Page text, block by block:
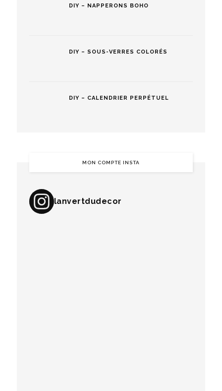
DIY – NAPPERONS BOHO
DIY – SOUS-VERRES COLORÉS
DIY – CALENDRIER PERPÉTUEL
MON COMPTE INSTA
lanvertdudecor